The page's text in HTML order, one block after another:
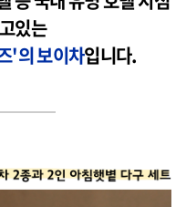
있는
'의 보이차입니다.